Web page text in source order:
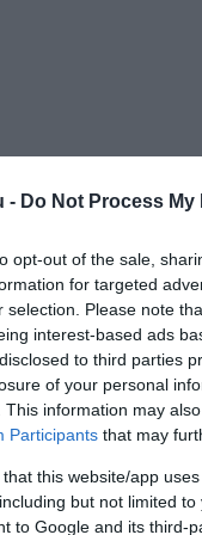
- Do Not Process
opt-out of the sale,
for targeted
selection. Please note
interest-based ads
to third parties
of your personal
This information may
Participants that may
that this website/app
but not limited
to Google and its third-
fel a magyarok
az előző év
soha nem